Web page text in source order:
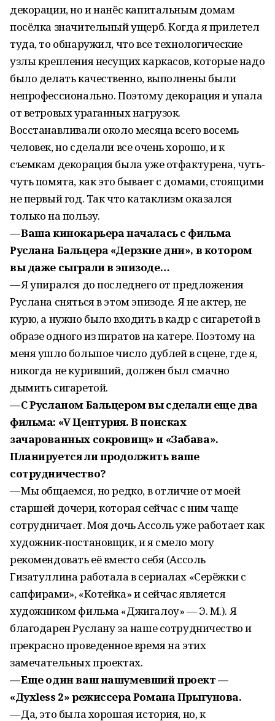
декорации, но и нанёс капитальным домам
посёлка значительный ущерб. Когда я прилетел
туда, то обнаружил, что все технологические
узлы крепления несущих каркасов, которые надо
было делать качественно, выполнены были
непрофессионально. Поэтому декорация и упала
от ветровых ураганных нагрузок.
Восстанавливали около месяца всего восемь
человек, но сделали все очень хорошо, и к
съемкам декорация была уже отфактурена, чуть-
чуть помята, как это бывает с домами, стоящими
не первый год. Так что катаклизм оказался
только на пользу.
— Ваша кинокарьера началась с фильма
Руслана Бальцера «Дерзкие дни», в котором
вы даже сыграли в эпизоде…
— Я упирался до последнего от предложения
Руслана сняться в этом эпизоде. Я не актер, не
курю, а нужно было входить в кадр с сигаретой в
образе одного из пиратов на катере. Поэтому на
меня ушло большое число дублей в сцене, где я,
никогда не куривший, должен был смачно
дымить сигаретой.
— С Русланом Бальцером вы сделали еще два
фильма: «V Центурия. В поисках
зачарованных сокровищ» и «Забава».
Планируется ли продолжить ваше
сотрудничество?
— Мы общаемся, но редко, в отличие от моей
старшей дочери, которая сейчас с ним чаще
сотрудничает. Моя дочь Ассоль уже работает как
художник-постановщик, и я смело могу
рекомендовать её вместо себя (Ассоль
Гизатуллина работала в сериалах «Серёжки с
сапфирами», «Котейка» и сейчас является
художником фильма «Джигалоу» — Э. М.). Я
благодарен Руслану за наше сотрудничество и
прекрасно проведенное время на этих
замечательных проектах.
— Еще один ваш нашумевший проект —
«Духless 2» режиссера Романа Прыгунова.
— Да, это была хорошая история, но, к